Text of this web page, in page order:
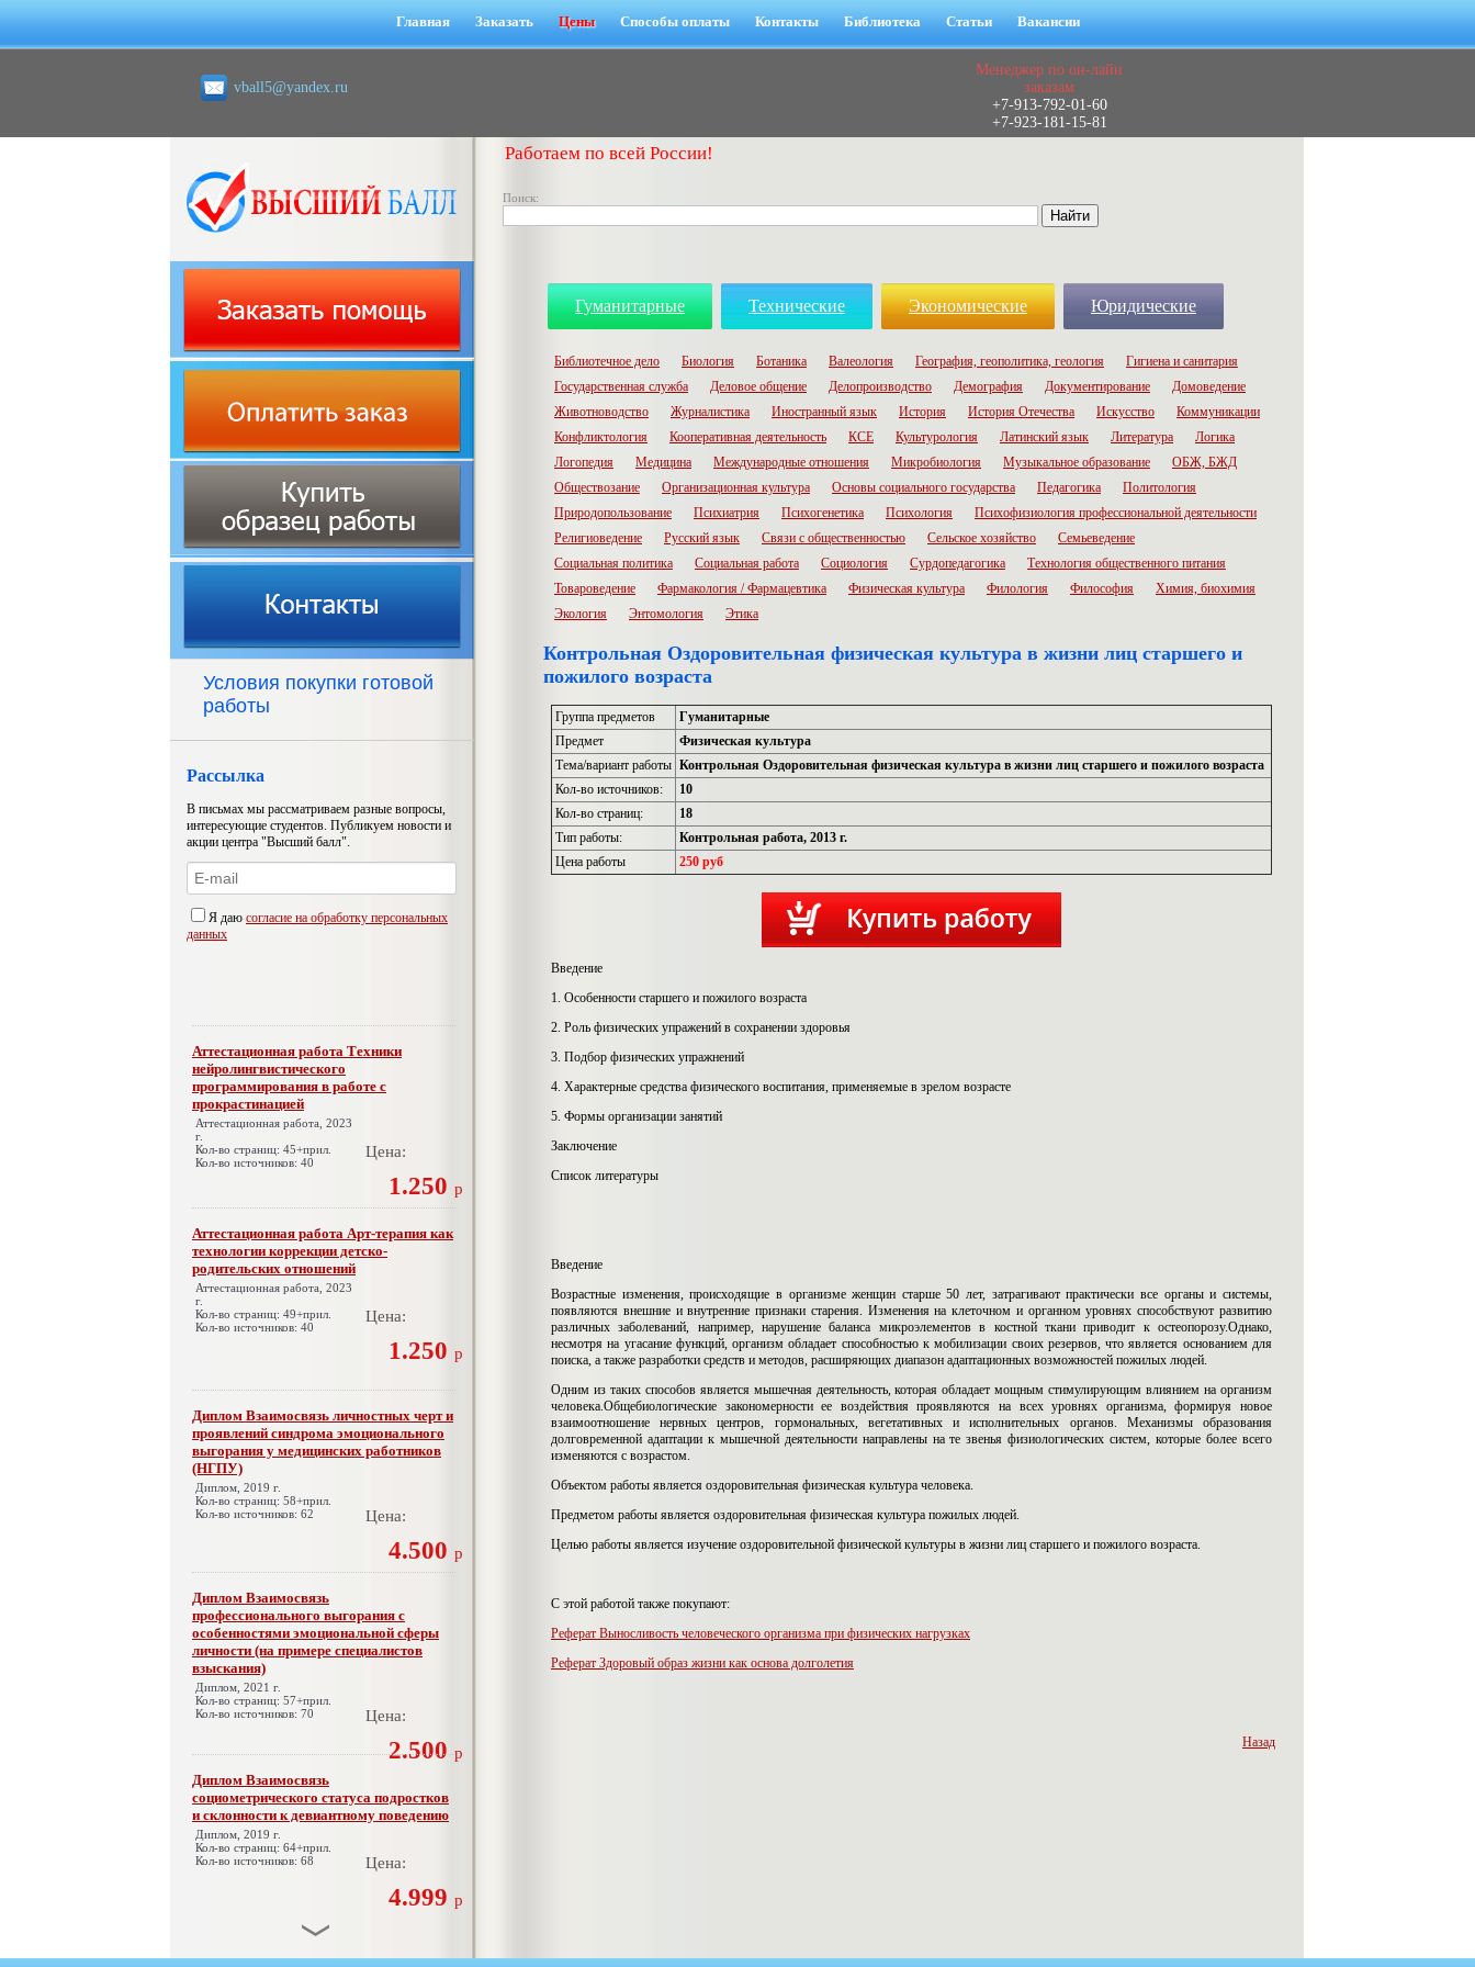
Главная Заказать Цены Способы оплаты Контакты Библиотека Статьи Вакансии
vball5@yandex.ru
Менеджер по он-лайн
заказам
+7-913-792-01-60
+7-923-181-15-81
Работаем по всей России!
Поиск:
Условия покупки готовой
работы
Рассылка
В письмах мы рассматриваем разные вопросы,
интересующие студентов. Публикуем новости и
акции центра "Высший балл".
Я даю согласие на обработку персональных
данных
Аттестационная работа Техники
нейролингвистического
программирования в работе с
прокрастинацией
Аттестационная работа, 2023
г.
Кол-во страниц: 45+прил.
Кол-во источников: 40
Цена:
1.250 р
Аттестационная работа Арт-терапия как
технологии коррекции детско-
родительских отношений
Аттестационная работа, 2023
г.
Кол-во страниц: 49+прил.
Кол-во источников: 40
Цена:
1.250 р
Диплом Взаимосвязь личностных черт и
проявлений синдрома эмоционального
выгорания у медицинских работников
(НГПУ)
Диплом, 2019 г.
Кол-во страниц: 58+прил.
Кол-во источников: 62
Цена:
4.500 р
Диплом Взаимосвязь
профессионального выгорания с
особенностями эмоциональной сферы
личности (на примере специалистов
взыскания)
Диплом, 2021 г.
Кол-во страниц: 57+прил.
Кол-во источников: 70
Цена:
2.500 р
Диплом Взаимосвязь
социометрического статуса подростков
и склонности к девиантному поведению
Диплом, 2019 г.
Кол-во страниц: 64+прил.
Кол-во источников: 68
Цена:
4.999 р
Диплом Взаимосвязь эмпатии и
Гуманитарные Технические Экономические Юридические
Библиотечное дело Биология Ботаника Валеология География, геополитика, геология
Гигиена и санитария
Государственная служба
Деловое общение Делопроизводство Демография Документирование
Домоведение
Животноводство
Журналистика Иностранный язык История История Отечества Искусство
Коммуникации
Конфликтология
Кооперативная деятельность КСЕ Культурология Латинский язык Литература
Логика
Логопедия
Медицина Международные отношения Микробиология Музыкальное образование
ОБЖ, БЖД
Обществозание
Организационная культура Основы социального государства Педагогика
Политология
Природопользование
Психиатрия Психогенетика Психология
Психофизиология профессиональной деятельности
Религиоведение
Русский язык Связи с общественностью Сельское хозяйство
Семьеведение
Социальная политика
Социальная работа Социология Сурдопедагогика
Технология общественного питания
Товароведение
Фармакология / Фармацевтика Физическая культура Филология Философия
Химия, биохимия
Экология
Энтомология Этика
Контрольная Оздоровительная физическая культура в жизни лиц старшего и
пожилого возраста
Группа предметов
Гуманитарные
Предмет
Физическая культура
Тема/вариант работы Контрольная Оздоровительная физическая культура в жизни лиц старшего и пожилого возраста
Кол-во источников:
10
Кол-во страниц:
18
Тип работы:
Контрольная работа, 2013 г.
Цена работы
250 руб
Введение
1. Особенности старшего и пожилого возраста
2. Роль физических упражений в сохранении здоровья
3. Подбор физических упражнений
4. Характерные средства физического воспитания, применяемые в зрелом возрасте
5. Формы организации занятий
Заключение
Список литературы
Введение
Возрастные изменения, происходящие в организме женщин старше 50 лет, затрагивают практически все органы и системы,
появляются внешние и внутренние признаки старения. Изменения на клеточном и органном уровнях способствуют развитию
различных заболеваний, например, нарушение баланса микроэлементов в костной ткани приводит к остеопорозу.Однако,
несмотря на угасание функций, организм обладает способностью к мобилизации своих резервов, что является основанием для
поиска, а также разработки средств и методов, расширяющих диапазон адаптационных возможностей пожилых людей.
Одним из таких способов является мышечная деятельность, которая обладает мощным стимулирующим влиянием на организм
человека.Общебиологические закономерности ее воздействия проявляются на всех уровнях организма, формируя новое
взаимоотношение нервных центров, гормональных, вегетативных и исполнительных органов. Механизмы образования
долговременной адаптации к мышечной деятельности направлены на те звенья физиологических систем, которые более всего
изменяются с возрастом.
Объектом работы является оздоровительная физическая культура человека.
Предметом работы является оздоровительная физическая культура пожилых людей.
Целью работы является изучение оздоровительной физической культуры в жизни лиц старшего и пожилого возраста.
С этой работой также покупают:
Реферат Выносливость человеческого организма при физических нагрузках
Реферат Здоровый образ жизни как основа долголетия
Назад